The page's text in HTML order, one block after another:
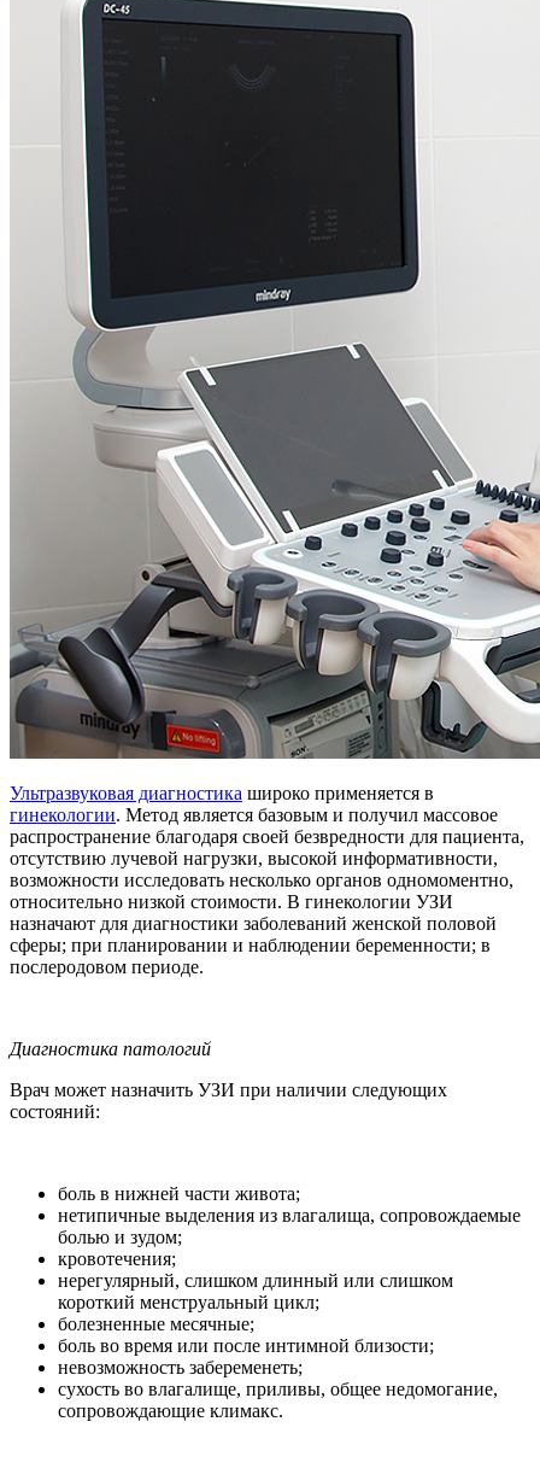
Ультразвуковая диагностика широко применяется в
гинекологии. Метод является базовым и получил массовое
распространение благодаря своей безвредности для пациента,
отсутствию лучевой нагрузки, высокой информативности,
возможности исследовать несколько органов одномоментно,
относительно низкой стоимости. В гинекологии УЗИ
назначают для диагностики заболеваний женской половой
сферы; при планировании и наблюдении беременности; в
послеродовом периоде.
Диагностика патологий
Врач может назначить УЗИ при наличии следующих
состояний:
боль в нижней части живота;
нетипичные выделения из влагалища, сопровождаемые
болью и зудом;
кровотечения;
нерегулярный, слишком длинный или слишком
короткий менструальный цикл;
болезненные месячные;
боль во время или после интимной близости;
невозможность забеременеть;
сухость во влагалище, приливы, общее недомогание,
сопровождающие климакс.